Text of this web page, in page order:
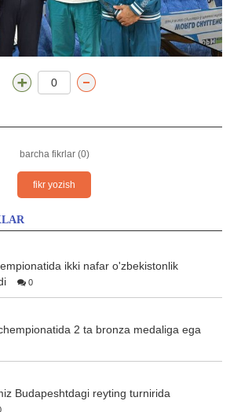
0
barcha fikrlar (0)
fikr yozish
ikki nafar o'zbekistonlik
0
2 ta bronza medaliga ega
Budapeshtdagi reyting turnirida